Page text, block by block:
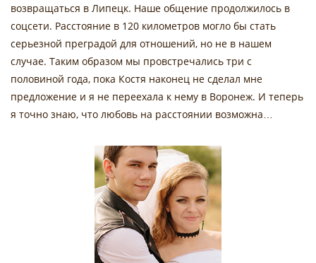
возвращаться в Липецк. Наше общение продолжилось в
соцсети. Расстояние в 120 километров могло бы стать
серьезной преградой для отношений, но не в нашем
случае. Таким образом мы провстречались три с
половиной года, пока Костя наконец не сделал мне
предложение и я не переехала к нему в Воронеж. И теперь
я точно знаю, что любовь на расстоянии возможна…